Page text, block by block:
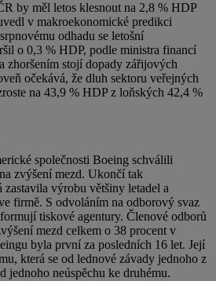
by měl letos klesnout na 2,8 % HDP
v makroekonomické predikci
odhadu se letošní
o 0,3 % HDP, podle ministra financí
zhoršením stojí dopady zářijových
očekává, že dluh sektoru veřejných
na 43,9 % HDP z loňských 42,4 %
společnosti Boeing schválili
zvýšení mezd. Ukončí tak
zastavila výrobu většiny letadel a
firmě. S odvoláním na odborový svaz
tiskové agentury. Členové odborů
mezd celkem o 38 procent v
byla první za posledních 16 let. Její
která se od lednové závady jednoho z
jednoho neúspěchu ke druhému.